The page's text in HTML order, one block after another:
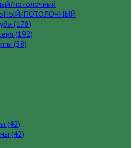
ПОТОЛОЧНЫЙ
(178)
(192)
(58)
(42)
(42)